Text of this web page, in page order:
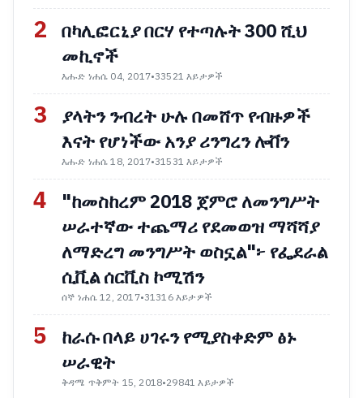
2 በካሊፎርኒያ በርሃ የተጣሉት 300 ሺህ
መኪኖች
እሑድ ነሐሴ 04, 2017•33521 እይታዎች
3
ያላትን ንብረት ሁሉ በመሸጥ የብዙዎች
እናት የሆነችው አንያ ሪንግረን ሎቨን
እሑድ ነሐሴ 18, 2017•31531 እይታዎች
4
"ከመስከረም 2018 ጀምሮ ለመንግሥት
ሠራተኛው ተጨማሪ የደመወዝ ማሻሻያ
ለማድረግ መንግሥት ወስኗል"፦ የፌደራል
ሲቪል ሰርቪስ ኮሚሽን
ሰኞ ነሐሴ 12, 2017•31316 እይታዎች
5
ከራሱ በላይ ሀገሩን የሚያስቀድም ፅኑ
ሠራዊት
ቅዳሜ ጥቅምት 15, 2018•29841 እይታዎች